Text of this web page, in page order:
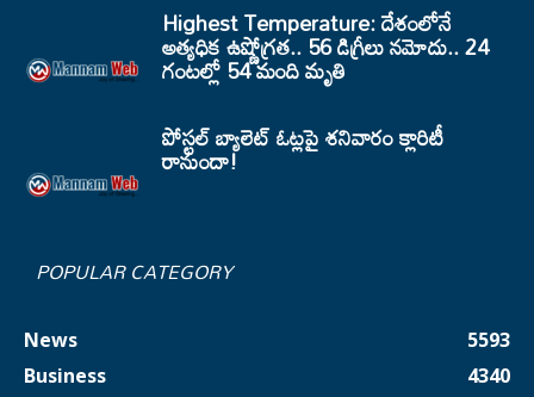
Highest Temperature: దేశంలోనే
అత్యధిక ఉష్ణోగ్రత.. 56 డిగ్రీలు నమోదు.. 24
గంటల్లో 54 మంది మృతి
పోస్టల్ బ్యాలెట్ ఓట్లపై శనివారం క్లారిటీ
రానుందా!
POPULAR CATEGORY
News
5593
Business
4340